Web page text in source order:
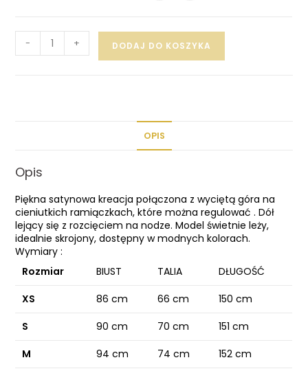
- + DODAJ DO KOSZYKA
OPIS
Opis
Piękna satynowa kreacja połączona z wyciętą góra na
cieniutkich ramiączkach, które można regulować . Dół
lejący się z rozcięciem na nodze. Model świetnie leży,
idealnie skrojony, dostępny w modnych kolorach.
Wymiary :
Rozmiar
BIUST TALIA
DŁUGOŚĆ
XS
86 cm 66 cm
150 cm
S
90 cm 70 cm
151 cm
M
94 cm 74 cm
152 cm